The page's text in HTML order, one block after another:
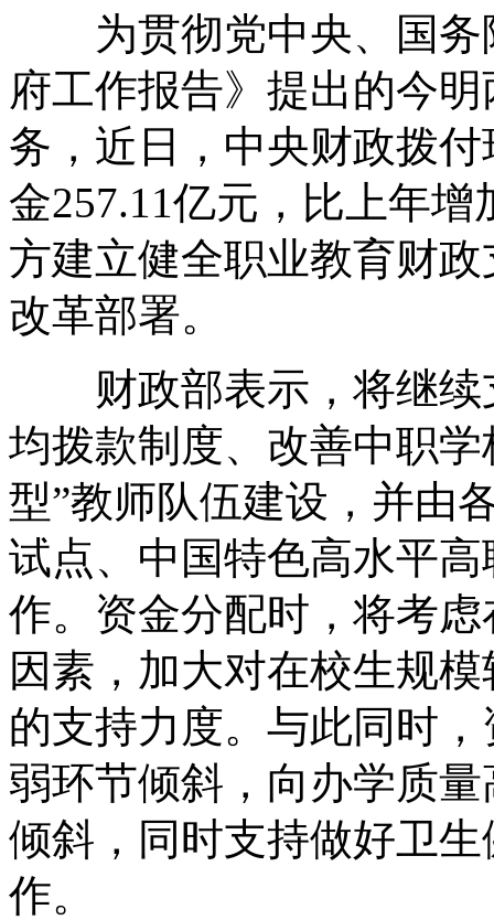
为贯彻党中央、国务
府工作报告》提出的今
务，近日，中央财政拨
金257.11亿元，比上年
方建立健全职业教育财
改革部署。
财政部表示，将继续
均拨款制度、改善中职
型”教师队伍建设，并由
试点、中国特色高水平
作。资金分配时，将考
因素，加大对在校生规
的支持力度。与此同时
弱环节倾斜，向办学质
倾斜，同时支持做好卫
作。